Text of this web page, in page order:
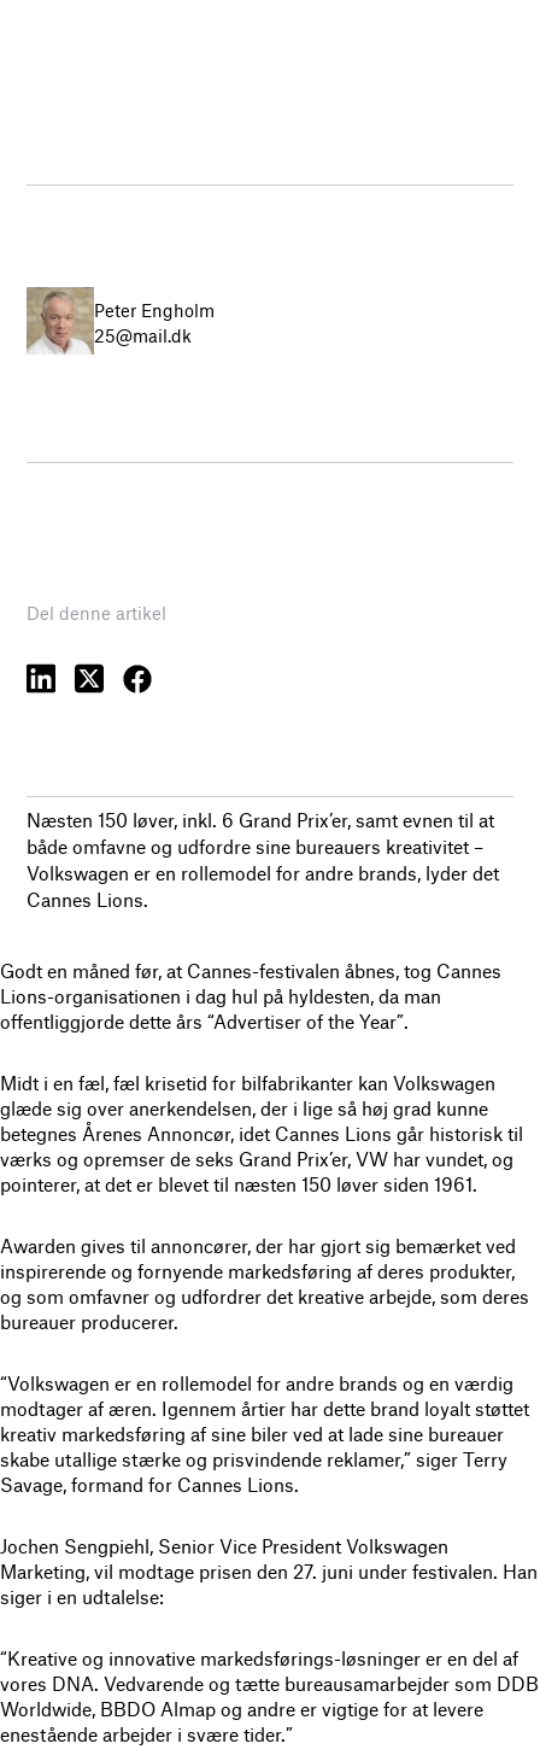
Peter Engholm
25@mail.dk
Del denne artikel
Næsten 150 løver, inkl. 6 Grand Prix’er, samt evnen til at
både omfavne og udfordre sine bureauers kreativitet –
Volkswagen er en rollemodel for andre brands, lyder det
Cannes Lions.
Godt en måned før, at Cannes-festivalen åbnes, tog Cannes
Lions-organisationen i dag hul på hyldesten, da man
offentliggjorde dette års “Advertiser of the Year”.
Midt i en fæl, fæl krisetid for bilfabrikanter kan Volkswagen
glæde sig over anerkendelsen, der i lige så høj grad kunne
betegnes Årenes Annoncør, idet Cannes Lions går historisk til
værks og opremser de seks Grand Prix’er, VW har vundet, og
pointerer, at det er blevet til næsten 150 løver siden 1961.
Awarden gives til annoncører, der har gjort sig bemærket ved
inspirerende og fornyende markedsføring af deres produkter,
og som omfavner og udfordrer det kreative arbejde, som deres
bureauer producerer.
“Volkswagen er en rollemodel for andre brands og en værdig
modtager af æren. Igennem årtier har dette brand loyalt støttet
kreativ markedsføring af sine biler ved at lade sine bureauer
skabe utallige stærke og prisvindende reklamer,” siger Terry
Savage, formand for Cannes Lions.
Jochen Sengpiehl, Senior Vice President Volkswagen
Marketing, vil modtage prisen den 27. juni under festivalen. Han
siger i en udtalelse:
“Kreative og innovative markedsførings-løsninger er en del af
vores DNA. Vedvarende og tætte bureausamarbejder som DDB
Worldwide, BBDO Almap og andre er vigtige for at levere
enestående arbejder i svære tider.”